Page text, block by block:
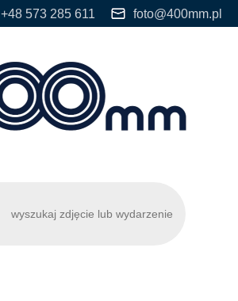
+48 573 285 611 foto@400mm.pl